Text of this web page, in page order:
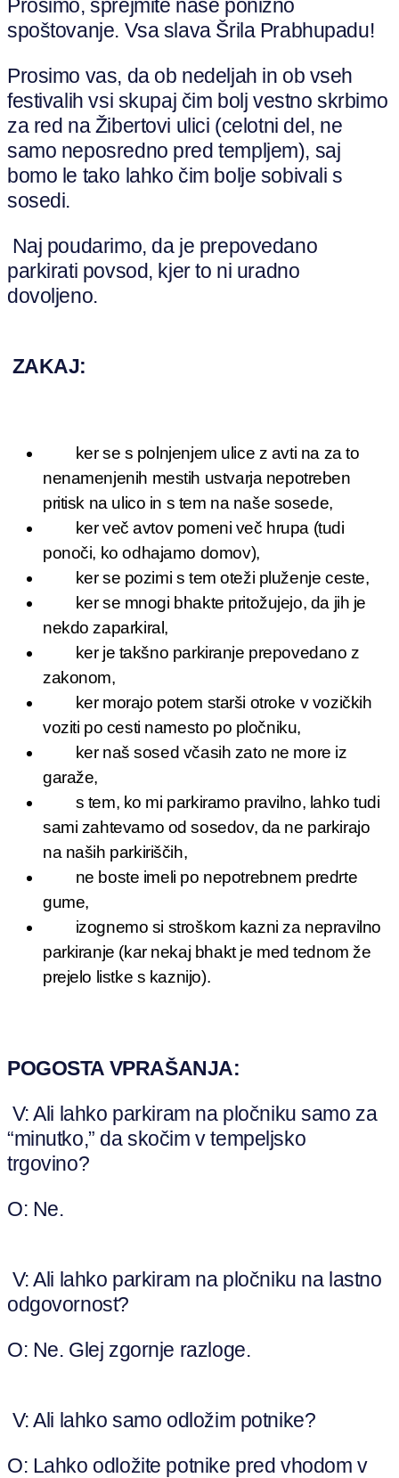
Prosimo, sprejmite naše ponižno
spoštovanje. Vsa slava Šrila Prabhupadu!
Prosimo vas, da ob nedeljah in ob vseh
festivalih vsi skupaj čim bolj vestno skrbimo
za red na Žibertovi ulici (celotni del, ne
samo neposredno pred templjem), saj
bomo le tako lahko čim bolje sobivali s
sosedi.
Naj poudarimo, da je prepovedano
parkirati povsod, kjer to ni uradno
dovoljeno.
ZAKAJ:
ker se s polnjenjem ulice z avti na za to
nenamenjenih mestih ustvarja nepotreben
pritisk na ulico in s tem na naše sosede,
ker več avtov pomeni več hrupa (tudi
ponoči, ko odhajamo domov),
ker se pozimi s tem oteži pluženje ceste,
ker se mnogi bhakte pritožujejo, da jih je
nekdo zaparkiral,
ker je takšno parkiranje prepovedano z
zakonom,
ker morajo potem starši otroke v vozičkih
voziti po cesti namesto po pločniku,
ker naš sosed včasih zato ne more iz
garaže,
s tem, ko mi parkiramo pravilno, lahko tudi
sami zahtevamo od sosedov, da ne parkirajo
na naših parkiriščih,
ne boste imeli po nepotrebnem predrte
gume,
izognemo si stroškom kazni za nepravilno
parkiranje (kar nekaj bhakt je med tednom že
prejelo listke s kaznijo).
POGOSTA VPRAŠANJA:
V: Ali lahko parkiram na pločniku samo za
“minutko,” da skočim v tempeljsko
trgovino?
O: Ne.
V: Ali lahko parkiram na pločniku na lastno
odgovornost?
O: Ne. Glej zgornje razloge.
V: Ali lahko samo odložim potnike?
O: Lahko odložite potnike pred vhodom v